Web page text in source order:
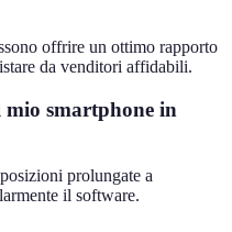
offrire un ottimo rapporto
da venditori affidabili.
mio smartphone in
prolungate a
il software.